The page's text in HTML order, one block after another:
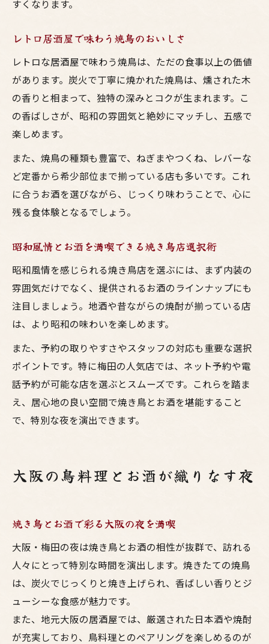
すくなります。
レトロ居酒屋で味わう焼鳥のおいしさ
レトロな居酒屋で味わう焼鳥は、ただの食事以上の価値
があります。炭火で丁寧に焼かれた焼鳥は、燻された木
の香りと相まって、独特の深みとコクが生まれます。こ
の香ばしさが、昭和の雰囲気と絶妙にマッチし、五感で
楽しめます。
また、焼鳥の種類も豊富で、ねぎまやつくね、レバーな
ど定番から希少部位まで揃っている店も多いです。これ
に合うお酒を選びながら、じっくり味わうことで、心に
残る食体験となるでしょう。
昭和風情とお酒を満喫できる焼き鳥店選択術
昭和風情を感じられる焼き鳥店を選ぶには、まず内装の
雰囲気だけでなく、提供されるお酒のラインナップにも
注目しましょう。地酒や昔ながらの焼酎が揃っている店
は、より昭和の味わいを楽しめます。
また、予約の取りやすさやスタッフの対応も重要な選択
ポイントです。特に梅田の人気店では、ネット予約や電
話予約が可能な店を選ぶとスムーズです。これらを踏ま
え、居心地の良い空間で焼き鳥とお酒を堪能すること
で、特別な夜を演出できます。
大阪の鳥料理とお酒が織りなす夜
焼き鳥とお酒で彩る大阪の夜を満喫
大阪・梅田の夜は焼き鳥とお酒の相性が抜群で、訪れる
人々にとって特別な時間を演出します。焼きたての焼鳥
は、炭火でじっくりと焼き上げられ、香ばしい香りとジ
ューシーな食感が魅力です。
また、地元大阪の居酒屋では、厳選された日本酒や焼酎
が充実しており、鳥料理とのペアリングを楽しめるのが